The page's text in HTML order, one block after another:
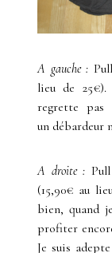
A gauche :
lieu de
regrette
un débardeur
A droite :
(15,90€ au
bien, quand
profiter
Je suis